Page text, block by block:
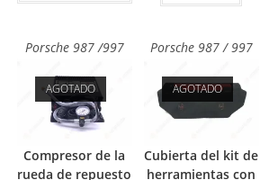
Porsche 987 /997
AGOTADO
Compresor de la
rueda de repuesto
Porsche 987 / 997
AGOTADO
Cubierta del kit de
herramientas con